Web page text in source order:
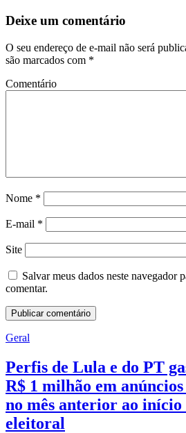
Deixe um comentário
O seu endereço de e-mail não será
são marcados com *
Comentário
Nome *
E-mail *
Site
Salvar meus dados neste navegador
comentar.
Geral
Perfis de Lula e do PT
R$ 1 milhão em anúncios
no mês anterior ao início
eleitoral